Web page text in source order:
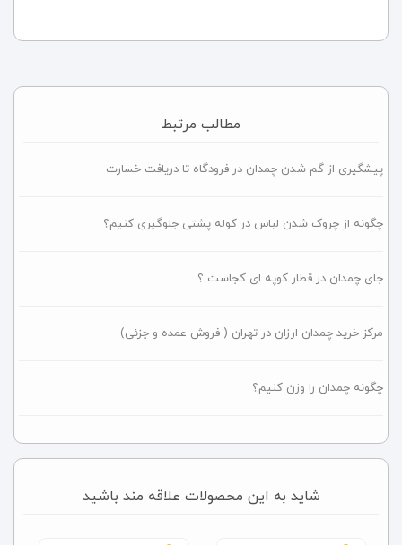
مطالب مرتبط
پیشگیری از گم شدن چمدان در فرودگاه تا دریافت خسارت
چگونه از چروک شدن لباس در کوله پشتی جلوگیری کنیم؟
جای چمدان در قطار کوپه ای کجاست ؟
مرکز خرید چمدان ارزان در تهران ( فروش عمده و جزئی)
چگونه چمدان را وزن کنیم؟
شاید به این محصولات علاقه مند باشید